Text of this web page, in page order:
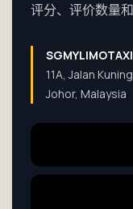
评分、评价数量
11A, Jalan
Johor, Malaysia